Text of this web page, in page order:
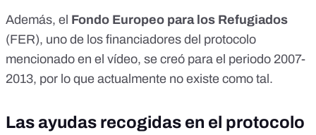
Además, el Fondo Europeo para los Refugiados
(FER), uno de los financiadores del protocolo
mencionado en el vídeo, se creó para el periodo 2007-
2013, por lo que actualmente no existe como tal.
Las ayudas recogidas en el protocolo